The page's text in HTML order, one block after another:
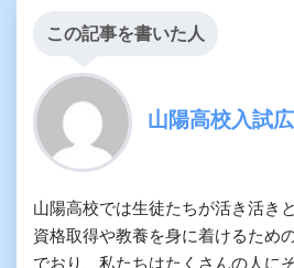
この記事を書いた人
山陽高校入試
山陽高校では生徒たちが活き活き
資格取得や教養を身に着けるため
でおり、私たちはたくさんの人に